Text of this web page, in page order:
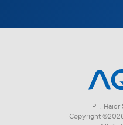
PT. Haier
Copyright